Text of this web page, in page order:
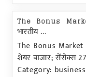
The Bonus
भारतीय ...
The Bonus Market
शेयर बाजार; सेंसेक्स
Category: business